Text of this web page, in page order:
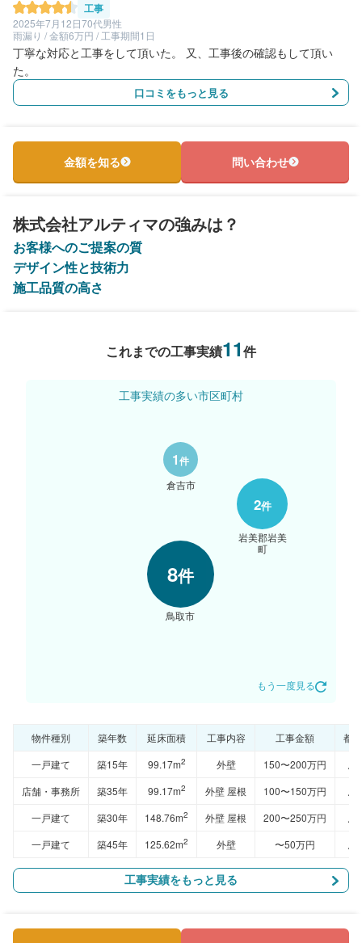
工事
2025年7月12日70代男性
雨漏り / 金額6万円 / 工事期間1日
丁寧な対応と工事をして頂いた。 又、工事後の確認もして頂い
た。
口コミをもっと見る
金額を知る 問い合わせ
株式会社アルティマの強みは？
お客様へのご提案の質
デザイン性と技術力
施工品質の高さ
これまでの工事実績11件
8件
鳥取市
2件
岩美郡岩美
町
1件
倉吉市
工事実績の多い市区町村
もう一度見る
物件種別 築年数 延床面積 工事内容 工事金額
都
一戸建て
築15年 99.17m2 外壁 150〜200万円
店舗・事務所
築35年 99.17m2 外壁 屋根 100〜150万円
一戸建て
築30年 148.76m2 外壁 屋根 200〜250万円
一戸建て
築45年 125.62m2 外壁 〜50万円
工事実績をもっと見る